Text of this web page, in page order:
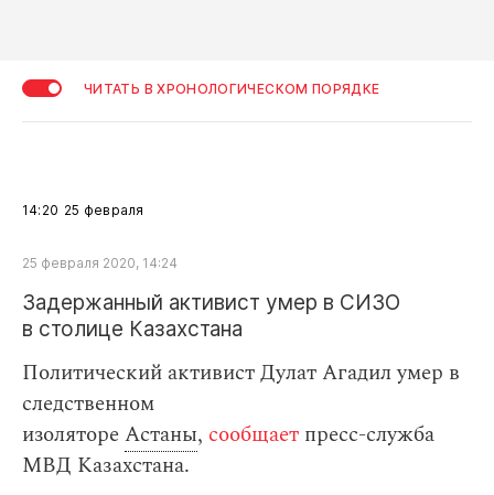
ЧИТАТЬ В ХРОНОЛОГИЧЕСКОМ ПОРЯДКЕ
14:20 25 февраля
25 февраля 2020, 14:24
Задержанный активист умер в СИЗО
в столице Казахстана
Политический активист Дулат Агадил умер в
следственном
изолятореАстаны, сообщает пресс-служба
МВД Казахстана.